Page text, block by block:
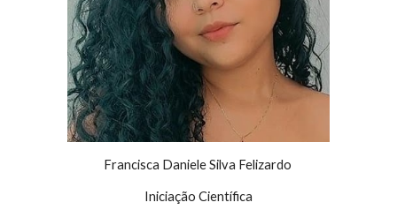
Francisca Daniele Silva Felizardo
Iniciação Científica